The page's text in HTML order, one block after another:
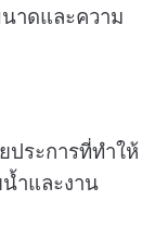
าดและความ
ประการที่ทำให้
ำและงาน